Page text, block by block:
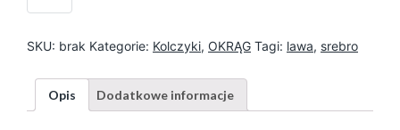
ś
SKU: brak Kategorie: Kolczyki, OKRĄG Tagi: lawa, srebro
Opis Dodatkowe informacje